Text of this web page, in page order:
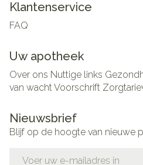
Klantenservice
FAQ
Uw apotheek
Over ons Nuttige links
van wachtVoorschrift
Nieuwsbrief
Blijf op de hoogte van nieuwe